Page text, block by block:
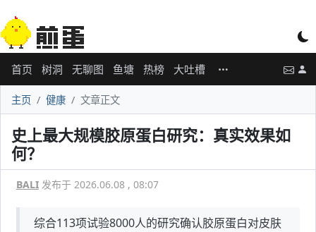
首页 树洞 无聊图 鱼塘 热榜 大吐槽
主页 健康 文章正文
史上最大规模胶原蛋白研究：真实效果如
何？
BALI 发布于 2026.06.08 , 08:07
综合113项试验8000人的研究确认胶原蛋白对皮肤